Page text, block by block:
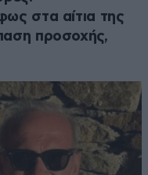
στα αίτια της
προσοχής,